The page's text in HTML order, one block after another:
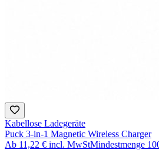
Kabellose Ladegeräte
Puck 3-in-1 Magnetic Wireless Charger
Ab 11,22 € incl. MwStMindestmenge